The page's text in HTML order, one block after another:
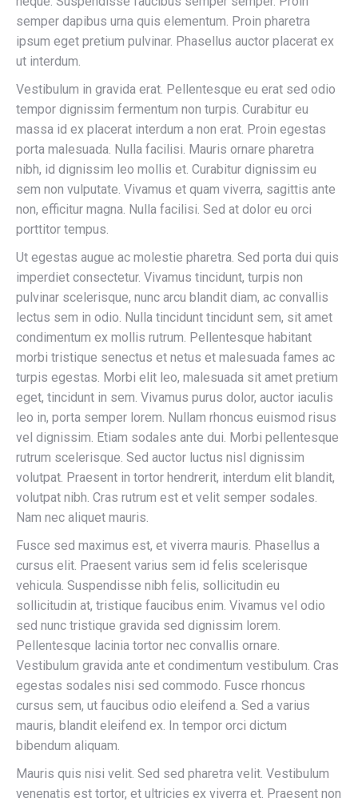
semper dapibus urna quis elementum. Proin pharetra
ipsum eget pretium pulvinar. Phasellus auctor placerat ex
ut interdum.
Vestibulum in gravida erat. Pellentesque eu erat sed odio
tempor dignissim fermentum non turpis. Curabitur eu
massa id ex placerat interdum a non erat. Proin egestas
porta malesuada. Nulla facilisi. Mauris ornare pharetra
nibh, id dignissim leo mollis et. Curabitur dignissim eu
sem non vulputate. Vivamus et quam viverra, sagittis ante
non, efficitur magna. Nulla facilisi. Sed at dolor eu orci
porttitor tempus.
Ut egestas augue ac molestie pharetra. Sed porta dui quis
imperdiet consectetur. Vivamus tincidunt, turpis non
pulvinar scelerisque, nunc arcu blandit diam, ac convallis
lectus sem in odio. Nulla tincidunt tincidunt sem, sit amet
condimentum ex mollis rutrum. Pellentesque habitant
morbi tristique senectus et netus et malesuada fames ac
turpis egestas. Morbi elit leo, malesuada sit amet pretium
eget, tincidunt in sem. Vivamus purus dolor, auctor iaculis
leo in, porta semper lorem. Nullam rhoncus euismod risus
vel dignissim. Etiam sodales ante dui. Morbi pellentesque
rutrum scelerisque. Sed auctor luctus nisl dignissim
volutpat. Praesent in tortor hendrerit, interdum elit blandit,
volutpat nibh. Cras rutrum est et velit semper sodales.
Nam nec aliquet mauris.
Fusce sed maximus est, et viverra mauris. Phasellus a
cursus elit. Praesent varius sem id felis scelerisque
vehicula. Suspendisse nibh felis, sollicitudin eu
sollicitudin at, tristique faucibus enim. Vivamus vel odio
sed nunc tristique gravida sed dignissim lorem.
Pellentesque lacinia tortor nec convallis ornare.
Vestibulum gravida ante et condimentum vestibulum. Cras
egestas sodales nisi sed commodo. Fusce rhoncus
cursus sem, ut faucibus odio eleifend a. Sed a varius
mauris, blandit eleifend ex. In tempor orci dictum
bibendum aliquam.
Mauris quis nisi velit. Sed sed pharetra velit. Vestibulum
venenatis est tortor, et ultricies ex viverra et. Praesent non